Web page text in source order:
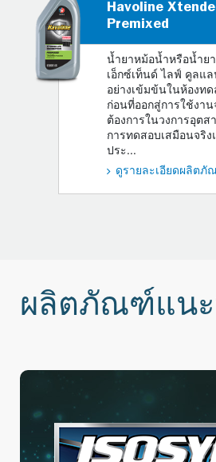
Havoline
Premixed
น้ำยาหม้อน้ำหรือน้ำย
เอ็กซ์เท็นด์ ไลฟ์ คูลแ
อย่างเข้มข้นในห้องท
ก่อนที่ออกสู่การใช้งา
ต้องการในวงการอุตส
การทดสอบเสมือนจริ
ประ...
ดูรายละเอียดผลิตภั
ผลิตภัณฑ์แนะ